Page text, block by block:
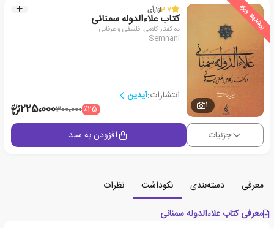
پیشنهاد ویژه
1
3.7از1رأی
کتاب علاءالدوله سمنانی
ده گفتار کلامی، فلسفی و عرفانی
Semnani
انتشارات:آیدین
٪25300،000225،000
جزئیات افزودن به سبد
معرفی دسته‌بندی نکوداشت
نظرات
معرفی کتاب علاءالدوله سمنانی